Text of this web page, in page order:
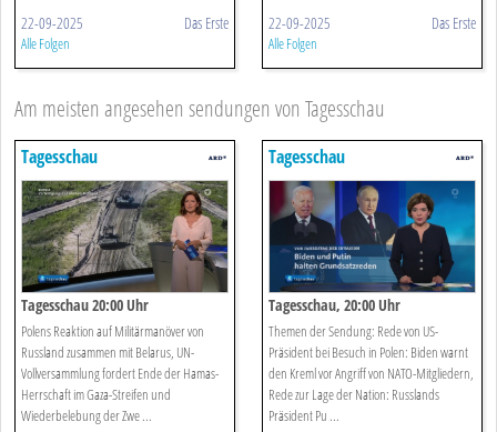
22-09-2025 Das Erste
Alle Folgen
22-09-2025 Das Erste
Alle Folgen
Am meisten angesehen sendungen von Tagesschau
Tagesschau
Tagesschau 20:00 Uhr
Polens Reaktion auf Militärmanöver von
Russland zusammen mit Belarus, UN-
Vollversammlung fordert Ende der Hamas-
Herrschaft im Gaza-Streifen und
Wiederbelebung der Zwe ...
Tagesschau
Tagesschau, 20:00 Uhr
Themen der Sendung: Rede von US-
Präsident bei Besuch in Polen: Biden warnt
den Kreml vor Angriff von NATO-Mitgliedern,
Rede zur Lage der Nation: Russlands
Präsident Pu ...